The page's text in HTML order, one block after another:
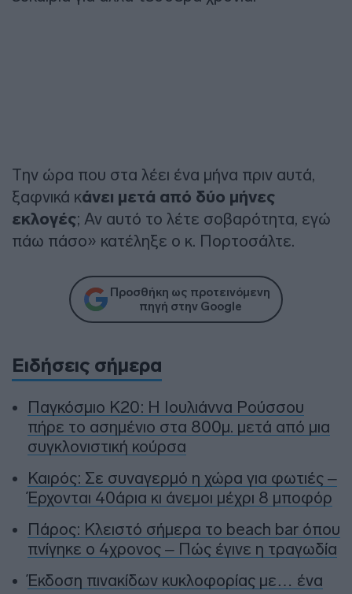
Την ώρα που στα λέει ένα μήνα πριν αυτά,
ξαφνικά κάνει μετά από δύο μήνες
εκλογές; Αν αυτό το λέτε σοβαρότητα, εγώ
πάω πάσο» κατέληξε ο κ. Πορτοσάλτε.
Προσθήκη ως προτεινόμενη
πηγή στην Google
Ειδήσεις σήμερα
Παγκόσμιο Κ20: Η Ιουλιάννα Ρούσσου
πήρε το ασημένιο στα 800μ. μετά από μια
συγκλονιστική κούρσα
Καιρός: Σε συναγερμό η χώρα για φωτιές –
Έρχονται 40άρια κι άνεμοι μέχρι 8 μποφόρ
Πάρος: Κλειστό σήμερα το beach bar όπου
πνίγηκε ο 4χρονος – Πώς έγινε η τραγωδία
Έκδοση πινακίδων κυκλοφορίας με… ένα